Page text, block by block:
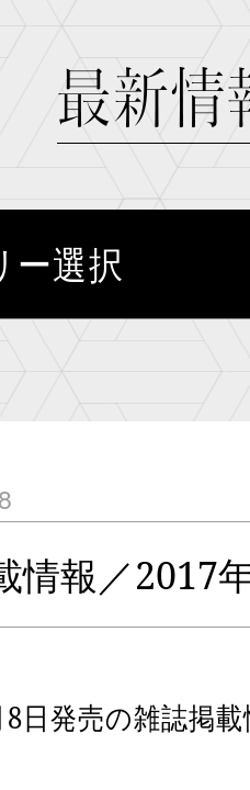
ス
ラ
ー選択
情報／2017
日発売の雑誌掲